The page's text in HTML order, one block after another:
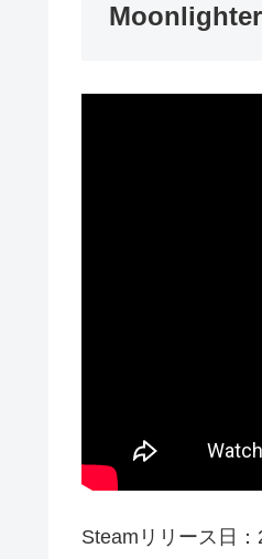
Moonlighter
Steamリリース日